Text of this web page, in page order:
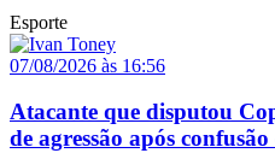
Esporte
07/08/2026 às 16:56
Atacante que disputou
de agressão após